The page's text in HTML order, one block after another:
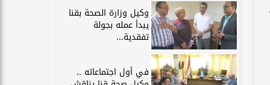
وكيل وزارة الصحة بقنا
يبدأ عمله بجولة
تفقدية...
في أول اجتماعاته ..